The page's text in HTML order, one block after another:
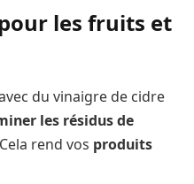
les fruits et
du vinaigre de cidre
les résidus de
rend vos produits